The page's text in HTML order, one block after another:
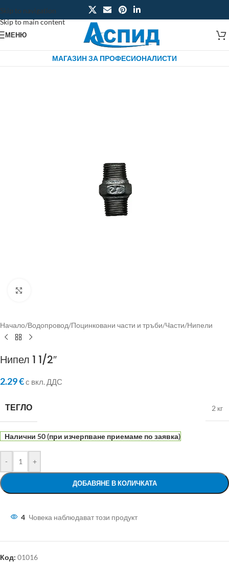
Skip to navigation
Skip to main content
МЕНЮ
МАГАЗИН ЗА ПРОФЕСИОНАЛИСТИ
Начало/Водопровод/Поцинковани части и тръби/Части/Нипели
Нипел 1 1/2″
2.29€с вкл. ДДС
ТЕГЛО 2 кг
Налични 50 (при изчерпване приемаме по заявка)
- +
ДОБАВЯНЕ В КОЛИЧКАТА
4 Човека наблюдават този продукт
Код: 01016